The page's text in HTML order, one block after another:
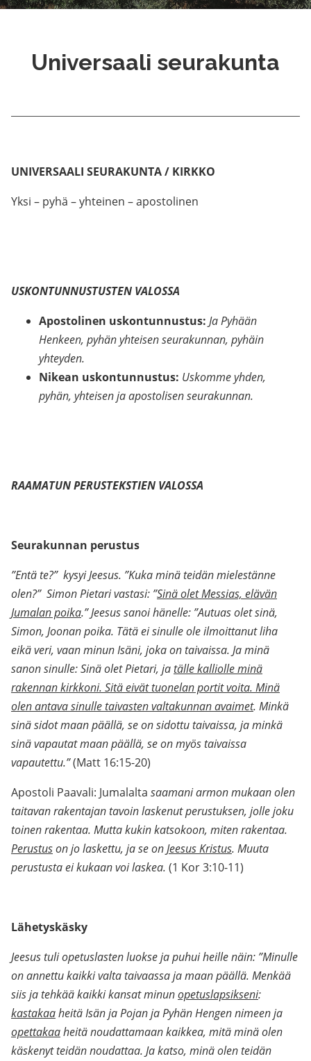
Universaali seurakunta
UNIVERSAALI SEURAKUNTA / KIRKKO
Yksi – pyhä – yhteinen – apostolinen
USKONTUNNUSTUSTEN VALOSSA
Apostolinen uskontunnustus: Ja Pyhään
Henkeen, pyhän yhteisen seurakunnan, pyhäin
yhteyden.
Nikean uskontunnustus: Uskomme yhden,
pyhän, yhteisen ja apostolisen seurakunnan.
RAAMATUN PERUSTEKSTIEN VALOSSA
Seurakunnan perustus
”Entä te?” kysyi Jeesus. ”Kuka minä teidän mielestänne
olen?” Simon Pietari vastasi: ”Sinä olet Messias, elävän
Jumalan poika.” Jeesus sanoi hänelle: ”Autuas olet sinä,
Simon, Joonan poika. Tätä ei sinulle ole ilmoittanut liha
eikä veri, vaan minun Isäni, joka on taivaissa. Ja minä
sanon sinulle: Sinä olet Pietari, jatälle kalliolle minä
rakennan kirkkoni. Sitä eivät tuonelan portit voita. Minä
olen antava sinulle taivasten valtakunnan avaimet. Minkä
sinä sidot maan päällä, se on sidottu taivaissa, ja minkä
sinä vapautat maan päällä, se on myös taivaissa
vapautettu.”(Matt 16:15-20)
Apostoli Paavali: Jumalalta saamani armon mukaan olen
taitavan rakentajan tavoin laskenut perustuksen, jolle joku
toinen rakentaa. Mutta kukin katsokoon, miten rakentaa.
Perustuson jo laskettu, ja se onJeesus Kristus. Muuta
perustusta ei kukaan voi laskea. (1 Kor 3:10-11)
Lähetyskäsky
Jeesus tuli opetuslasten luokse ja puhui heille näin: ”Minulle
on annettu kaikki valta taivaassa ja maan päällä. Menkää
siis ja tehkää kaikki kansat minunopetuslapsikseni:
kastakaaheitä Isän ja Pojan ja Pyhän Hengen nimeen ja
opettakaaheitä noudattamaan kaikkea, mitä minä olen
käskenyt teidän noudattaa. Ja katso, minä olen teidän